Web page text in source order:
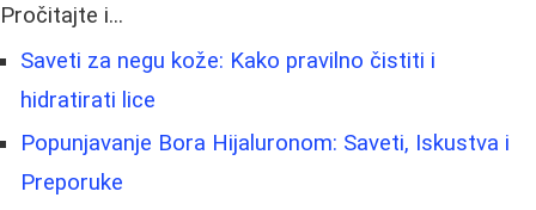
Pročitajte i...
Saveti za negu kože: Kako pravilno čistiti i
hidratirati lice
Popunjavanje Bora Hijaluronom: Saveti, Iskustva i
Preporuke